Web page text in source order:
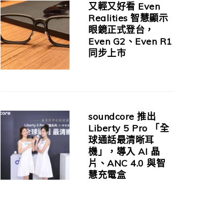
又輕又好看 Even
Realities 智慧顯示
眼鏡正式登台，
Even G2、Even R1
同步上市
soundcore 推出
Liberty 5 Pro 「全
球通話最清晰耳
機」，導入 AI 晶
片、ANC 4.0 與智
慧充電盒